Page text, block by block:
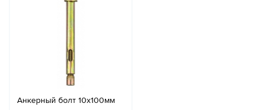
Анкерный болт 10х100мм